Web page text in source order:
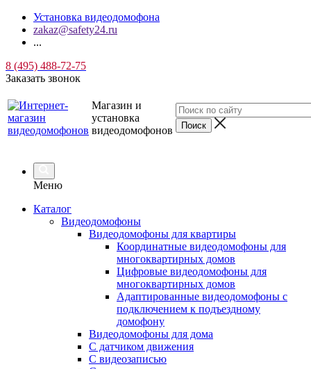
Установка видеодомофона
zakaz@safety24.ru
...
8 (495) 488-72-75
Заказать звонок
Магазин и
установка
видеодомофонов
Меню
Каталог
Видеодомофоны
Видеодомофоны для квартиры
Координатные видеодомофоны для
многоквартирных домов
Цифровые видеодомофоны для
многоквартирных домов
Адаптированные видеодомофоны с
подключением к подъездному
домофону
Видеодомофоны для дома
С датчиком движения
С видеозаписью